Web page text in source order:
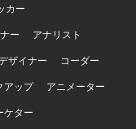
カー
ー
アナリスト
ザイナー
コーダー
アップ
アニメーター
ケター